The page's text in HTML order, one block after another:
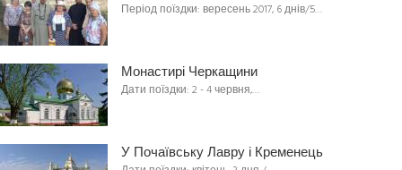
Період поїздки: вересень 2017, 6 днів/5…
Монастирі Черкащини
Дати поїздки: 2 - 4 червня,…
У Почаївську Лавру і Кременець